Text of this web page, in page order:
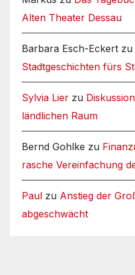
Alten Theater Dessau
Barbara Esch-Eckert zu
Stadtgeschichten fürs
Sylvia Lier zu
ländlichen Raum
Bernd Gohlke zu
rasche Vereinfachung
Paul zu Anstieg der
abgeschwächt